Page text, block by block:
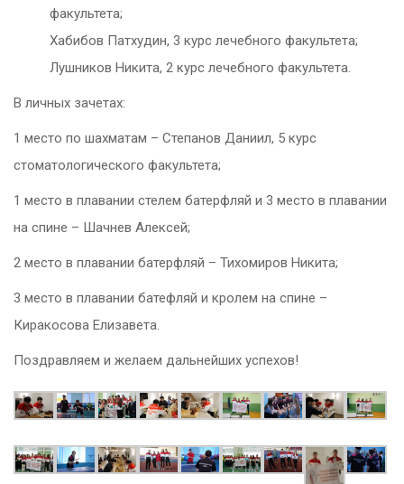
факультета;
Хабибов Патхудин, 3 курс лечебного факультета;
Лушников Никита, 2 курс лечебного факультета.
В личных зачетах:
1 место по шахматам – Степанов Даниил, 5 курс
стоматологического факультета;
1 место в плавании стелем батерфляй и 3 место в плавании
на спине – Шачнев Алексей;
2 место в плавании батерфляй – Тихомиров Никита;
3 место в плавании батефляй и кролем на спине –
Киракосова Елизавета.
Поздравляем и желаем дальнейших успехов!